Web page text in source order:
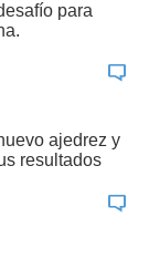
para
ajedrez y
resultados